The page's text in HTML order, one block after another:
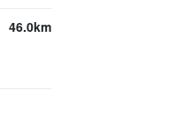
46.0km